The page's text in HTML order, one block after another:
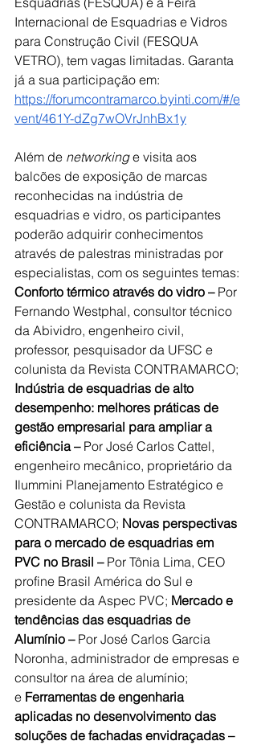
Internacional de Esquadrias e Vidros
para Construção Civil (FESQUA
VETRO), tem vagas limitadas. Garanta
já a sua participação em:
https://forumcontramarco.byinti.com/#/e
vent/461Y-dZg7wOVrJnhBx1y
Além de networking e visita aos
balcões de exposição de marcas
reconhecidas na indústria de
esquadrias e vidro, os participantes
poderão adquirir conhecimentos
através de palestras ministradas por
especialistas, com os seguintes temas:
Conforto térmico através do vidro – Por
Fernando Westphal, consultor técnico
da Abividro, engenheiro civil,
professor, pesquisador da UFSC e
colunista da Revista CONTRAMARCO;
Indústria de esquadrias de alto
desempenho: melhores práticas de
gestão empresarial para ampliar a
eficiência – Por José Carlos Cattel,
engenheiro mecânico, proprietário da
Ilummini Planejamento Estratégico e
Gestão e colunista da Revista
CONTRAMARCO; Novas perspectivas
para o mercado de esquadrias em
PVC no Brasil – Por Tônia Lima, CEO
profine Brasil América do Sul e
presidente da Aspec PVC; Mercado e
tendências das esquadrias de
Alumínio – Por José Carlos Garcia
Noronha, administrador de empresas e
consultor na área de alumínio;
e Ferramentas de engenharia
aplicadas no desenvolvimento das
soluções de fachadas envidraçadas –